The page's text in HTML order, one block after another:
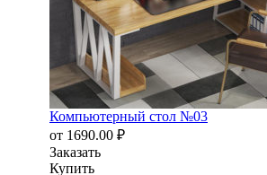
Компьютерный стол №03
от 1690.00 ₽
Заказать
Купить